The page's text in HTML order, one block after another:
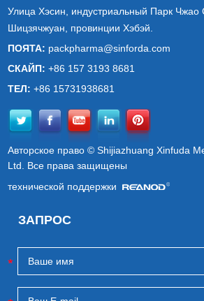
Улица Хэсин, индустриальный Парк Чжао
Шицзячжуан, провинции Хэбэй.
ПОЯТА: packpharma@sinforda.com
СКАЙП:+86 157 3193 8681
ТЕЛ:+86 15731938681
Авторское право © Shijiazhuang Xinfuda
Ltd. Все права защищены
технической поддержки
ЗАПРОС